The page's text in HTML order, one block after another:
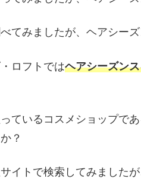
てみましたが、ヘアシー
ロフトではヘアシーズン
ているコスメショップで
？
イトで検索してみました